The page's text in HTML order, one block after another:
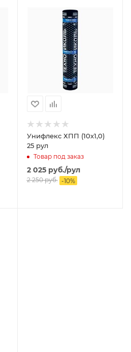
Унифлекс ХПП (10х1,0)
25 рул
Товар под заказ
2 025руб./рул
2 250руб. -10%